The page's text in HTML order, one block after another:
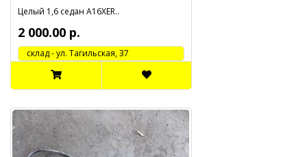
Целый 1,6 седан A16XER..
2 000.00 р.
cклад - ул. Тагильская, 37